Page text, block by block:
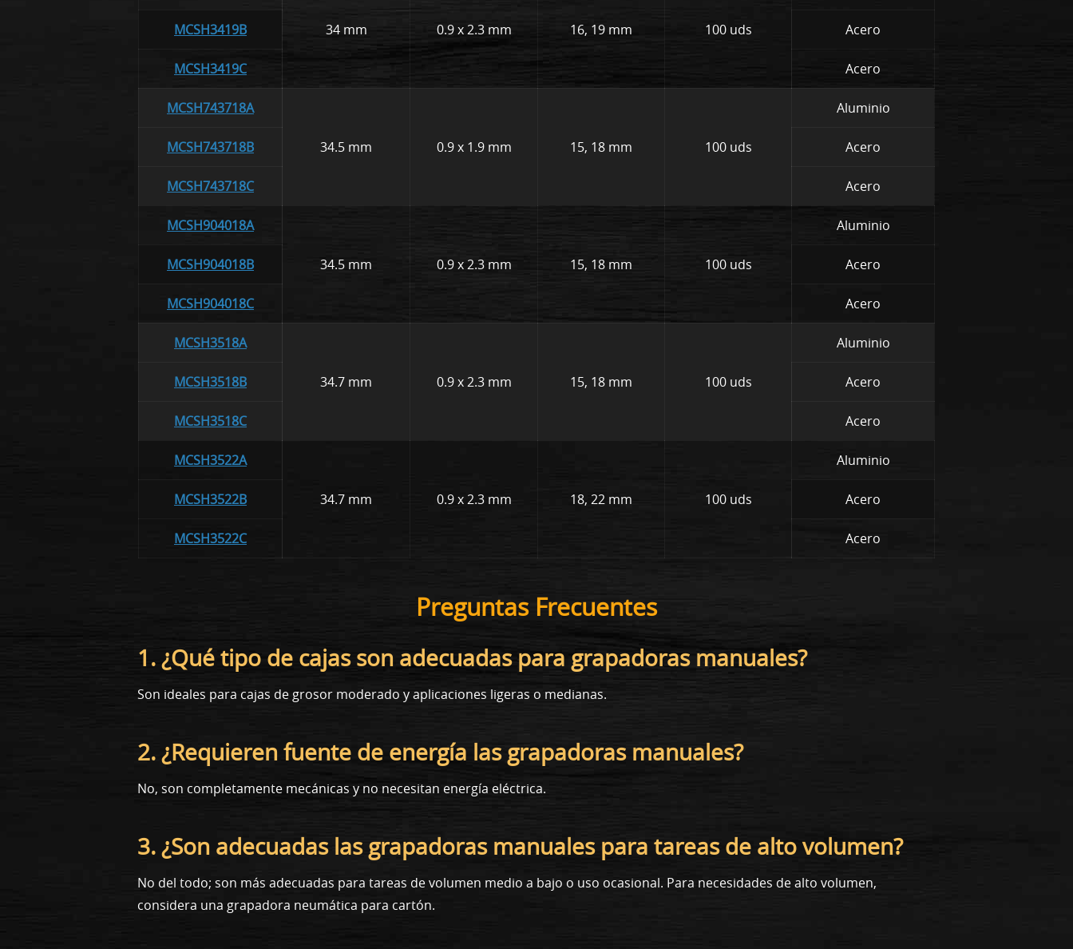
34 mm 0.9 x 2.3 mm 16, 19 mm 100 uds
MCSH3419B Acero
MCSH3419C Acero
MCSH743718A
34.5 mm 0.9 x 1.9 mm 15, 18 mm 100 uds
Aluminio
MCSH743718B Acero
MCSH743718C Acero
MCSH904018A
34.5 mm 0.9 x 2.3 mm 15, 18 mm 100 uds
Aluminio
MCSH904018B Acero
MCSH904018C Acero
MCSH3518A
34.7 mm 0.9 x 2.3 mm 15, 18 mm 100 uds
Aluminio
MCSH3518B Acero
MCSH3518C Acero
MCSH3522A
34.7 mm 0.9 x 2.3 mm 18, 22 mm 100 uds
Aluminio
MCSH3522B Acero
MCSH3522C Acero
Preguntas Frecuentes
1. ¿Qué tipo de cajas son adecuadas para grapadoras manuales?
Son ideales para cajas de grosor moderado y aplicaciones ligeras o medianas.
2. ¿Requieren fuente de energía las grapadoras manuales?
No, son completamente mecánicas y no necesitan energía eléctrica.
3. ¿Son adecuadas las grapadoras manuales para tareas de alto volumen?
No del todo; son más adecuadas para tareas de volumen medio a bajo o uso ocasional. Para necesidades de alto volumen,
considera una grapadora neumática para cartón.